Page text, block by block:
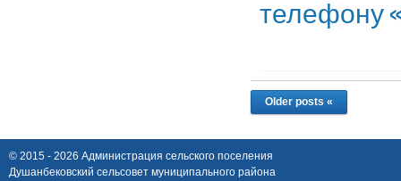
телефону
Older posts «
© 2015 - 2026 Администрация сельского поселения
Душанбековский сельсовет муниципального района